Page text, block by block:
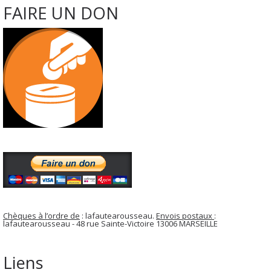
FAIRE UN DON
Chèques à l’ordre de : lafautearousseau. Envois postaux :
lafautearousseau - 48 rue Sainte-Victoire 13006 MARSEILLE
Liens